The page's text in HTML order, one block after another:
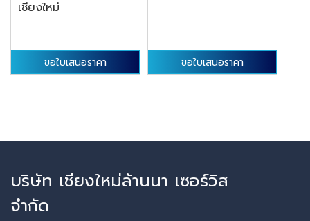
เชียงใหม่
ขอใบเสนอราคา ขอใบเสนอราคา
บริษัท เชียงใหม่ล้านนา เซอร์วิส
จำกัด